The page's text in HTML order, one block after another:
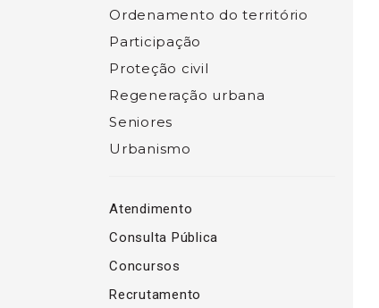
Ordenamento do território
Participação
Proteção civil
Regeneração urbana
Seniores
Urbanismo
Atendimento
Consulta Pública
Concursos
Recrutamento